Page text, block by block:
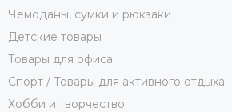
Чемоданы, сумки и рюкзаки
Детские товары
Товары для офиса
Спорт / Товары для активного отдыха
Хобби и творчество